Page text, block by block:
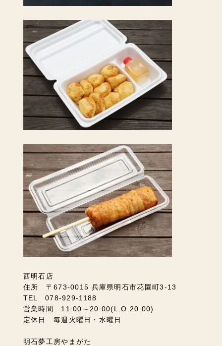
西明石店
住所 〒673-0015 兵庫県明石市花園町3-13
TEL 078-929-1188
営業時間 11:00～20:00(L.O.20:00)
定休日 毎週火曜日・水曜日
明石夢工房やまがた